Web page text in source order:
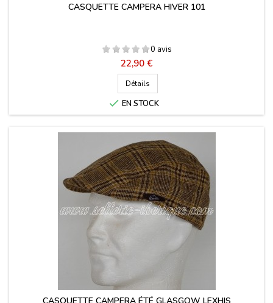
CASQUETTE CAMPERA HIVER 101
0 avis
Prix
22,90 €
Détails
 EN STOCK
CASQUETTE CAMPERA ÉTÉ GLASGOW LEXHIS